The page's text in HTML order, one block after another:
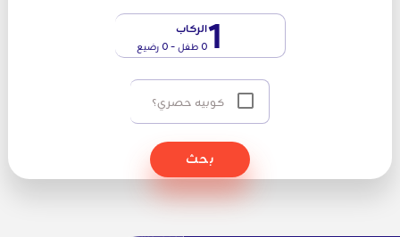
1الركاب
0 طفل - 0 رضيع
كوبيه حصري؟
بحث